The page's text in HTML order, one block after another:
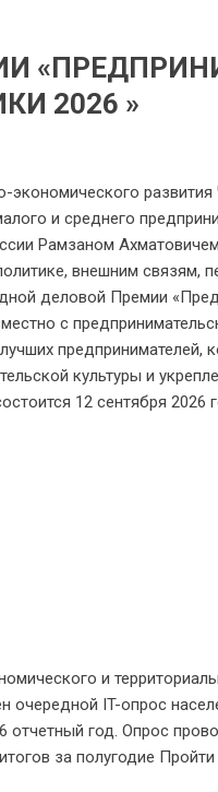
2026 »
экономического
и среднего
Рамзаном
внешним связям,
деловой Премии
с
предпринимателей,
культуры и
12 сентября 2026
и
IT-опрос
отчетный год. Опрос
за полугодие Пройти